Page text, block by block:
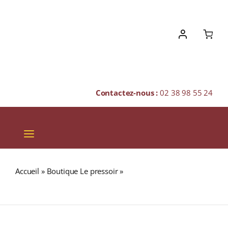
Contactez-nous :02 38 98 55 24
Toggle
Navigation
SPIRITUEUX
Accueil » Boutique Le pressoir»